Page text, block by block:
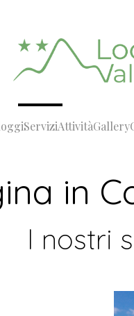
ServiziAttivitàGallery
in
I nostri